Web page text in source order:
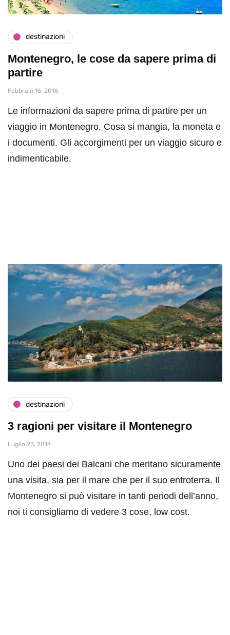
destinazioni
Montenegro, le cose da sapere prima di
partire
Febbraio 16, 2016
Le informazioni da sapere prima di partire per un
viaggio in Montenegro. Cosa si mangia, la moneta e
i documenti. Gli accorgimenti per un viaggio sicuro e
indimenticabile.
destinazioni
3 ragioni per visitare il Montenegro
Luglio 23, 2014
Uno dei paesi dei Balcani che meritano sicuramente
una visita, sia per il mare che per il suo entroterra. Il
Montenegro si può visitare in tanti periodi dell’anno,
noi ti consigliamo di vedere 3 cose, low cost.